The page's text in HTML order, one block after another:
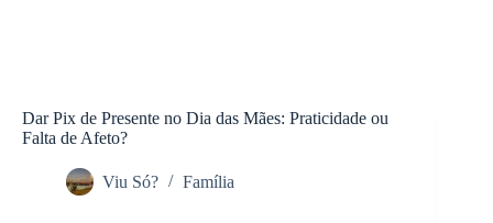
Dar Pix de Presente no Dia das Mães: Praticidade ou
Falta de Afeto?
Viu Só? Família